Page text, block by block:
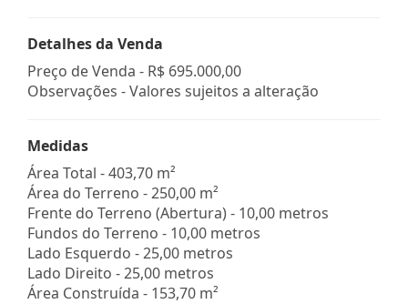
Detalhes da Venda
Preço de Venda - R$ 695.000,00
Observações - Valores sujeitos a alteração
Medidas
Área Total - 403,70 m²
Área do Terreno - 250,00 m²
Frente do Terreno (Abertura) - 10,00 metros
Fundos do Terreno - 10,00 metros
Lado Esquerdo - 25,00 metros
Lado Direito - 25,00 metros
Área Construída - 153,70 m²